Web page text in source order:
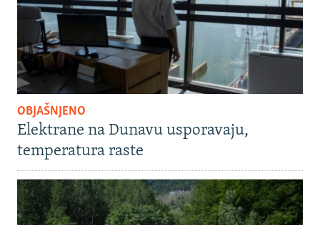
OBJAŠNJENO
Elektrane na Dunavu usporavaju,
temperatura raste